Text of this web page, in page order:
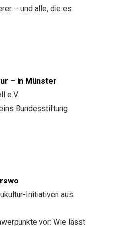
– und alle, die es
– in Münster
e.V.
Bundesstiftung
Initiativen aus
vor: Wie lässt